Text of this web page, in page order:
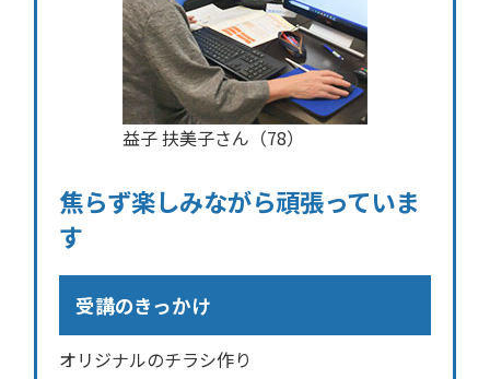
益子 扶美子さん（78）
焦らず楽しみながら頑張っていま
す
受講のきっかけ
オリジナルのチラシ作り